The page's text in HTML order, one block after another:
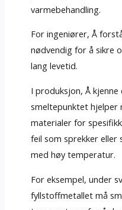
varmebehandling.
For ingeniører, Å
nødvendig for å sikre
lang levetid.
I produksjon, Å
smeltepunktet hjelper
materialer for
feil som sprekker eller
med høy temperatur.
For eksempel, under
fyllstoffmetallet må